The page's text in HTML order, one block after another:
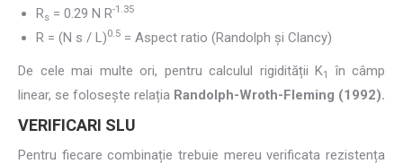
Rs = 0.29 N R-1.35
R = (N s / L)0.5 = Aspect ratio (Randolph și Clancy)
De cele mai multe ori, pentru calculul rigidității K1
în câmp
linear, se folosește relația Randolph-Wroth-Fleming (1992).
VERIFICARI SLU
Pentru fiecare combinație trebuie mereu verificata rezistența